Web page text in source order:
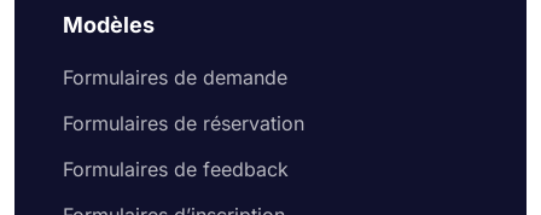
Modèles
Formulaires de demande
Formulaires de réservation
Formulaires de feedback